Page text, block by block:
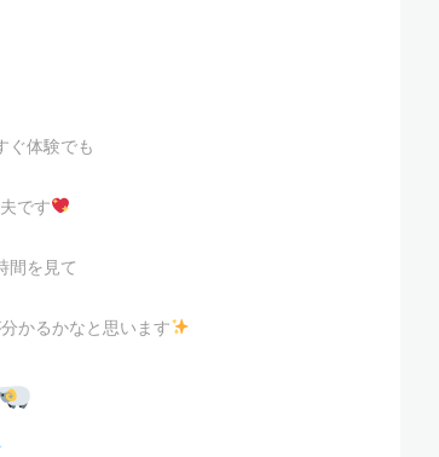
ぐ体験でも
です
間を見て
かるかなと思います